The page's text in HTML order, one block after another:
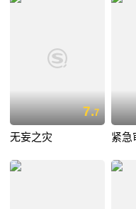
7.7
无妄之灾 紧急